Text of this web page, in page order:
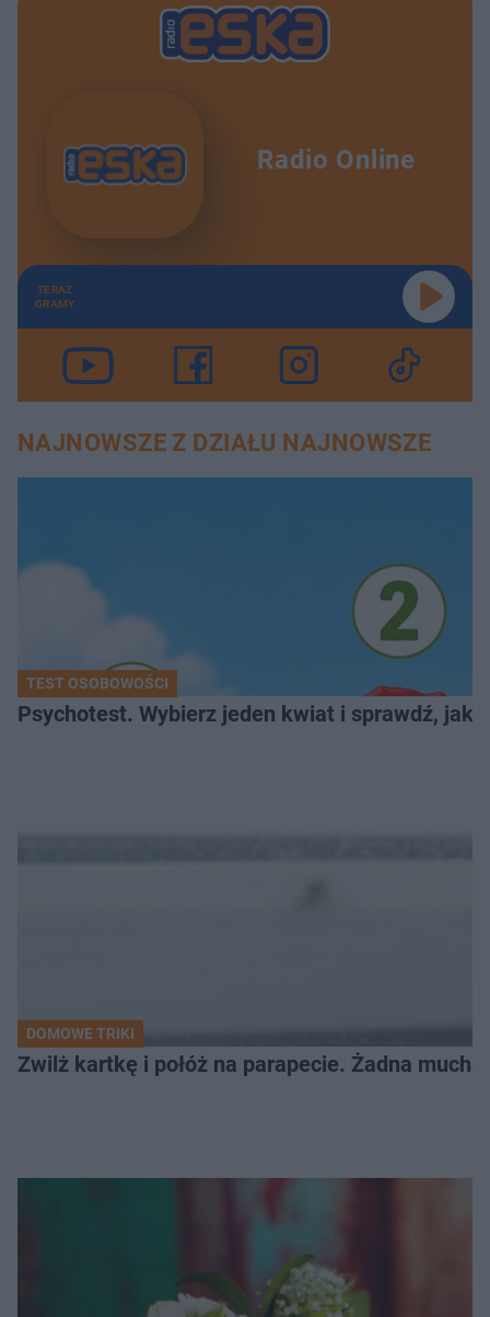
Radio Online
TERAZ
GRAMY
NAJNOWSZE Z DZIAŁU NAJNOWSZE
TEST OSOBOWOŚCI
Psychotest. Wybierz jeden kwiat i sprawdź, jaki
DOMOWE TRIKI
Zwilż kartkę i połóż na parapecie. Żadna